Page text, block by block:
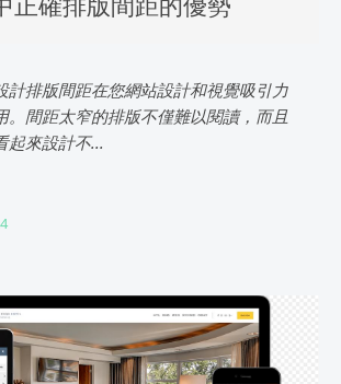
計排版間距在您網站設計和視覺吸引力
。間距太窄的排版不僅難以閱讀，而且
起來設計不...